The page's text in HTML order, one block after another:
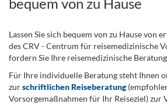
Lassen Sie sich bequem von zu Hause von
des CRV - Centrum für reisemedizinische
fordern Sie Ihre reisemedizinische
Für Ihre individuelle Beratung steht Ihnen
zurschriftlichen Reiseberatung
Vorsorgemaßnahmen für Ihr Reiseziel) zur